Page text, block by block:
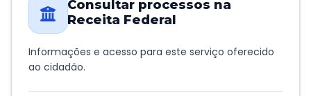
Consultar processos na
Receita Federal
Informações e acesso para este serviço oferecido
ao cidadão.